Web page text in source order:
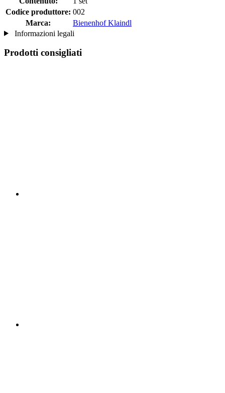
Codice produttore: 002
Marca:
Bienenhof Klaindl
Informazioni legali
Prodotti consigliati